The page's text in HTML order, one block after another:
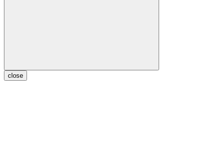
close